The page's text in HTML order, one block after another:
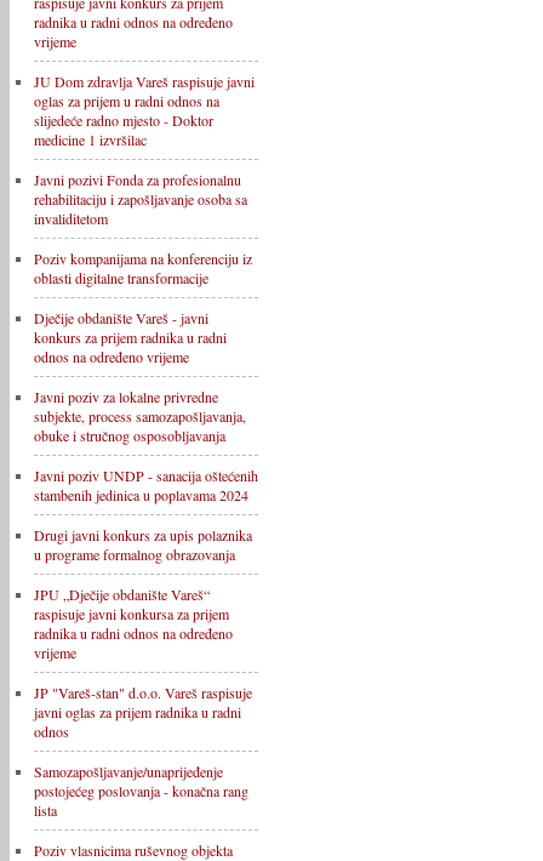
radnika u radni odnos na određeno
vrijeme
JU Dom zdravlja Vareš raspisuje javni
oglas za prijem u radni odnos na
slijedeće radno mjesto - Doktor
medicine 1 izvršilac
Javni pozivi Fonda za profesionalnu
rehabilitaciju i zapošljavanje osoba sa
invaliditetom
Poziv kompanijama na konferenciju iz
oblasti digitalne transformacije
Dječije obdanište Vareš - javni
konkurs za prijem radnika u radni
odnos na određeno vrijeme
Javni poziv za lokalne privredne
subjekte, process samozapošljavanja,
obuke i stručnog osposobljavanja
Javni poziv UNDP - sanacija oštećenih
stambenih jedinica u poplavama 2024
Drugi javni konkurs za upis polaznika
u programe formalnog obrazovanja
JPU „Dječije obdanište Vareš“
raspisuje javni konkursa za prijem
radnika u radni odnos na određeno
vrijeme
JP "Vareš-stan" d.o.o. Vareš raspisuje
javni oglas za prijem radnika u radni
odnos
Samozapošljavanje/unaprijeđenje
postojećeg poslovanja - konačna rang
lista
Poziv vlasnicima ruševnog objekta